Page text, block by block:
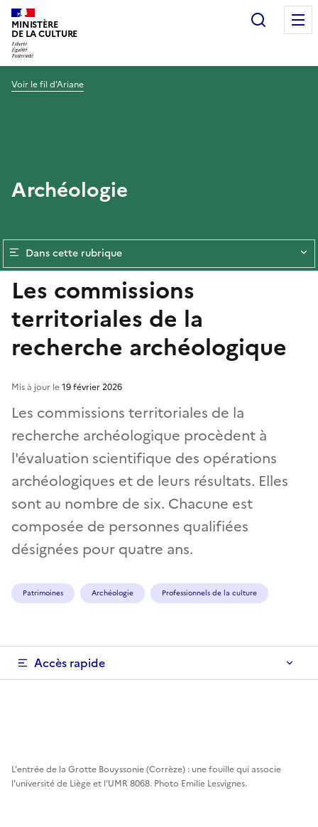
MINISTÈRE
DE LA CULTURE
Voir le fil d’Ariane
Archéologie
Dans cette rubrique
Les commissions
territoriales de la
recherche archéologique
Les commissions territoriales de la
recherche archéologique procèdent à
l'évaluation scientifique des opérations
archéologiques et de leurs résultats. Elles
sont au nombre de six. Chacune est
composée de personnes qualifiées
désignées pour quatre ans.
Mis à jour le19 février 2026
Patrimoines Archéologie Professionnels de la culture
Accès rapide
L'entrée de la Grotte Bouyssonie (Corrèze) : une fouille qui associe
l'université de Liège et l'UMR 8068. Photo Emilie Lesvignes.